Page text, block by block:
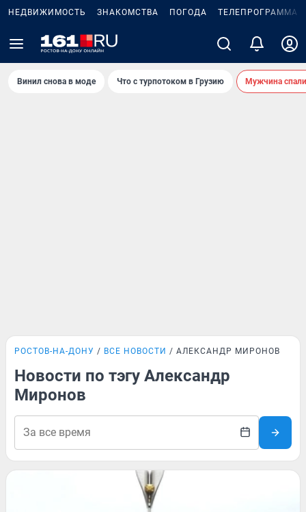
НЕДВИЖИМОСТЬ ЗНАКОМСТВА ПОГОДА ТЕЛЕПРОГРАММА
Винил снова в моде Что с турпотоком в Грузию Мужчина
РОСТОВ-НА-ДОНУ ВСЕ НОВОСТИ АЛЕКСАНДР МИРОНОВ
Новости по тэгу Александр
Миронов